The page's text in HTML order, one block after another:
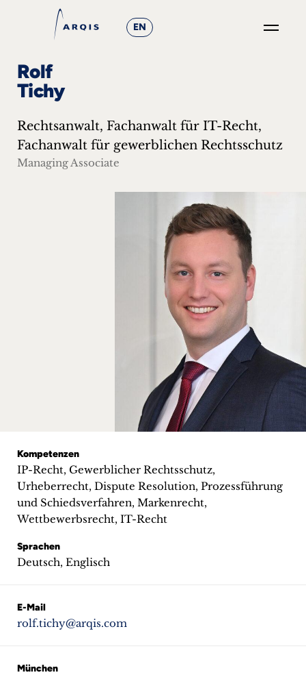
EN
Fokusgruppen
+
Team
Presseanfragen
Kontakt
Rolf
Tichy
Rechtsanwalt, Fachanwalt für IT-Recht,
Fachanwalt für gewerblichen Rechtsschutz
Managing Associate
Kompetenzen
IP-Recht, Gewerblicher Rechtsschutz,
Urheberrecht, Dispute Resolution, Prozessführung
und Schiedsverfahren, Markenrecht,
Wettbewerbsrecht, IT-Recht
Sprachen
Deutsch, Englisch
E-Mail
rolf.tichy@arqis.com
München